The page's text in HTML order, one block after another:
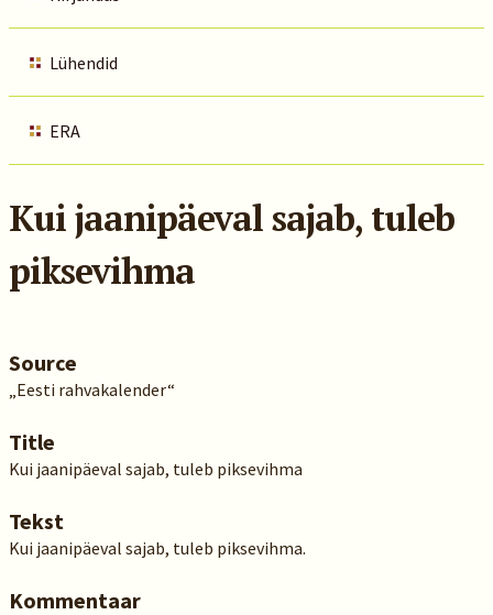
Lühendid
ERA
Kui jaanipäeval sajab, tuleb
piksevihma
Source
„Eesti rahvakalender“
Title
Kui jaanipäeval sajab, tuleb piksevihma
Tekst
Kui jaanipäeval sajab, tuleb piksevihma.
Kommentaar